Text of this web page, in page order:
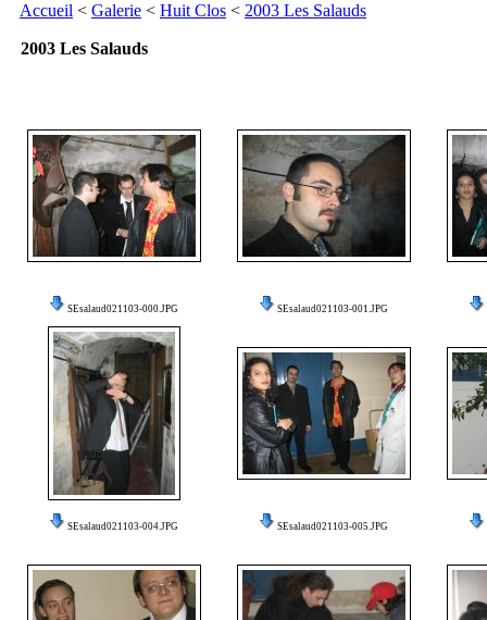
Accueil < Galerie < Huit Clos < 2003 Les Salauds
2003 Les Salauds
SEsalaud021103-000.JPG SEsalaud021103-001.JPG
SEsalaud021103-004.JPG SEsalaud021103-005.JPG